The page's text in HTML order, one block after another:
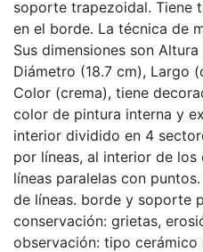
soporte trapezoidal. Tiene
en el borde. La técnica de
Sus dimensiones son
Diámetro (18.7 cm), Largo
Color (crema), tiene
color de pintura interna y
interior dividido en 4
por líneas, al interior de los
líneas paralelas con
de líneas. borde y soporte
conservación: grietas,
observación: tipo cerámico